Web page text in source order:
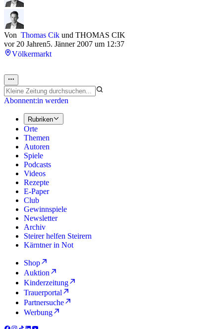
Von Thomas Cik und THOMAS CIK
vor 20 Jahren5. Jänner 2007 um 12:37
Völkermarkt
Abonnent:in werden
Rubriken
Orte
Themen
Autoren
Spiele
Podcasts
Videos
Rezepte
E-Paper
Club
Gewinnspiele
Newsletter
Archiv
Steirer helfen Steirern
Kärntner in Not
Shop
Auktion
Kinderzeitung
Trauerportal
Partnersuche
Werbung